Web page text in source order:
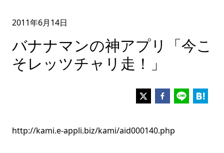
2011年6月14日
バナナマンの神アプリ「今こ
そレッツチャリ走！」
http://kami.e-appli.biz/kami/aid000140.php